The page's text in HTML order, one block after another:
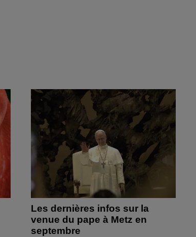
Les dernières infos sur la
venue du pape à Metz en
septembre